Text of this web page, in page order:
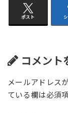
ポスト
コメント
メールアドレス
ている欄は必須